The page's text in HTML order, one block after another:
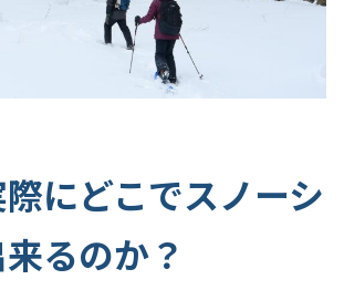
にどこでスノーシ
るのか？